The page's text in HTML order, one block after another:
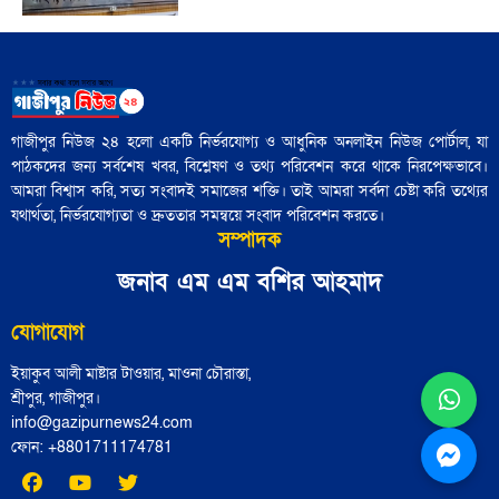
৪৮ হাজার পুলিশ সদস্য নির্বাচনী প্রশিক্ষণ
সম্পন্ন: পুলিশ সদর দপ্তর
জামায়াতের চূড়ান্ত প্রার্থী তালিকা শিগগিরই
ঘোষণা করবেন শফিকুর রহমান
হাসনাত, সারজিস, আখতার ও নাসীরের
গাজীপুর নিউজ ২৪ হলো একটি নির্ভরযোগ্য ও আধুনিক অনলাইন নিউজ পোর্টাল, যা
পাঠকদের জন্য সর্বশেষ খবর, বিশ্লেষণ ও তথ্য পরিবেশন করে থাকে নিরপেক্ষভাবে।
আমরা বিশ্বাস করি, সত্য সংবাদই সমাজের শক্তি। তাই আমরা সর্বদা চেষ্টা করি তথ্যের
যথার্থতা, নির্ভরযোগ্যতা ও দ্রুততার সমন্বয়ে সংবাদ পরিবেশন করতে।
সম্পাদক
জনাব এম এম বশির আহমাদ
যোগাযোগ
ইয়াকুব আলী মাষ্টার টাওয়ার, মাওনা চৌরাস্তা,
শ্রীপুর, গাজীপুর।
info@gazipurnews24.com
ফোন: ‪+8801711174781‬